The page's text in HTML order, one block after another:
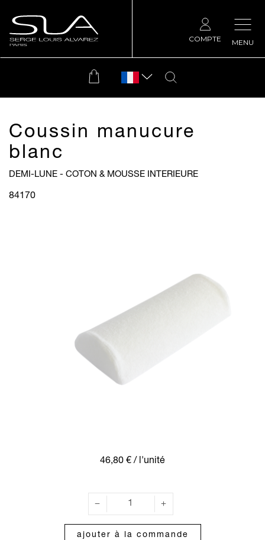
MENU
COMPTE
Coussin manucure
blanc
DEMI-LUNE - COTON & MOUSSE INTERIEURE
84170
46,80 €/ l'unité
ajouter à la commande